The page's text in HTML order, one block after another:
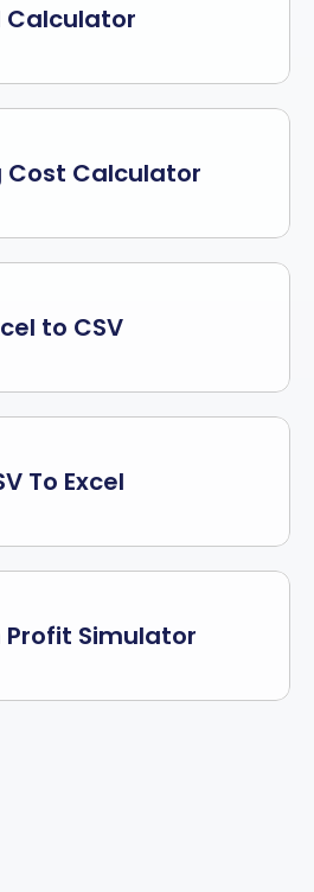
Calculator
Cost Calculator
to CSV
To Excel
Profit Simulator